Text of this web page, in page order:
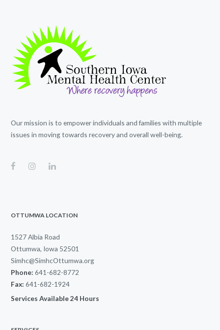
Our mission is to empower individuals and families with multiple
issues in moving towards recovery and overall well-being.
OTTUMWA LOCATION
1527 Albia Road
Ottumwa, Iowa 52501
Simhc@SimhcOttumwa.org
Phone: 641-682-8772
Fax: 641-682-1924
Services Available 24 Hours